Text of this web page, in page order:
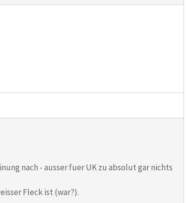
nach - ausser fuer UK zu absolut gar nichts
Fleck ist (war?).